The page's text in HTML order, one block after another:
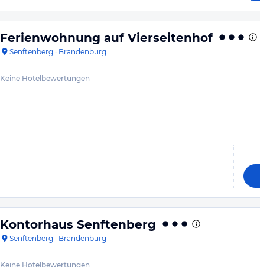
Ferienwohnung auf Vierseitenhof
Senftenberg · Brandenburg
Keine Hotelbewertungen
Kontorhaus Senftenberg
Senftenberg · Brandenburg
Keine Hotelbewertungen